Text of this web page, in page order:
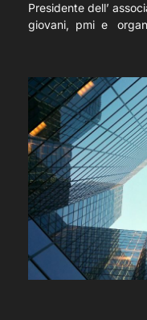
Presidente dell’
giovani, pmi e